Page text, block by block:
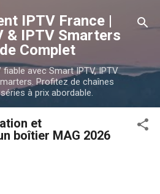
au contenu principal
IPTV France |
& IPTV Smarters
Complet
avec Smart IPTV, IPTV
Profitez de chaînes
à prix abordable.
et
boîtier MAG 2026